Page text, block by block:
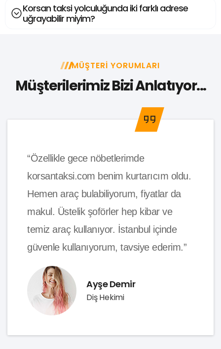
Korsan taksi yolculuğunda iki farklı adrese
uğrayabilir miyim?
MÜŞTERI YORUMLARI
Müşterilerimiz Bizi Anlatıyor...
“Özellikle gece nöbetlerimde
korsantaksi.com benim kurtarıcım oldu.
Hemen araç bulabiliyorum, fiyatlar da
makul. Üstelik şoförler hep kibar ve
temiz araç kullanıyor. İstanbul içinde
güvenle kullanıyorum, tavsiye ederim.”
Ayşe Demir
Diş Hekimi